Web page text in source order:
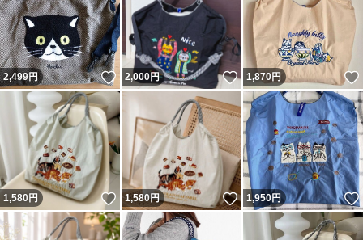
2,499円 いいね！
2,000円 いいね！
1,870円
1,580円 いいね！
1,580円 いいね！
1,950円